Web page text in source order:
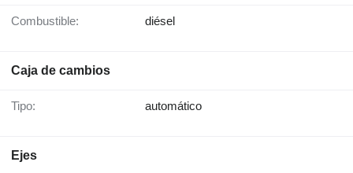
Combustible: diésel
Caja de cambios
Tipo: automático
Ejes